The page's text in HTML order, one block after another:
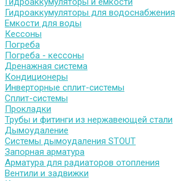
Гидроаккумуляторы для водоснабжения
Емкости для воды
Кессоны
Погреба
Погреба - кессоны
Дренажная система
Кондиционеры
Инверторные сплит-системы
Сплит-системы
Прокладки
Трубы и фитинги из нержавеющей стали
Дымоудаление
Системы дымоудаления STOUT
Запорная арматура
Арматура для радиаторов отопления
Вентили и задвижки